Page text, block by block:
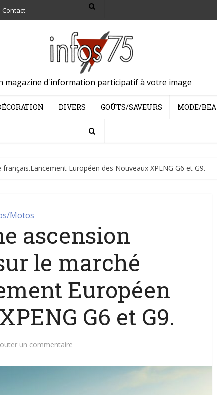
Contact
magazine d'information participatif à votre image
DIVERS GOÛTS/SAVEURS MODE/
Européen des Nouveaux XPENG G6 et G9.
Motos
ascension
le marché
Européen
G6 et G9.
un commentaire